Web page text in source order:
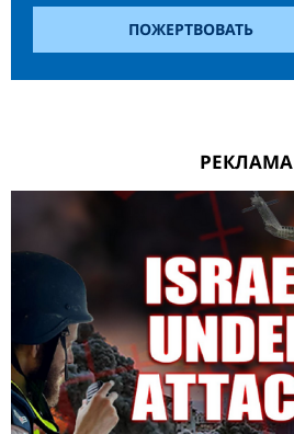
ПОЖЕРТВОВАТЬ
РЕКЛАМА